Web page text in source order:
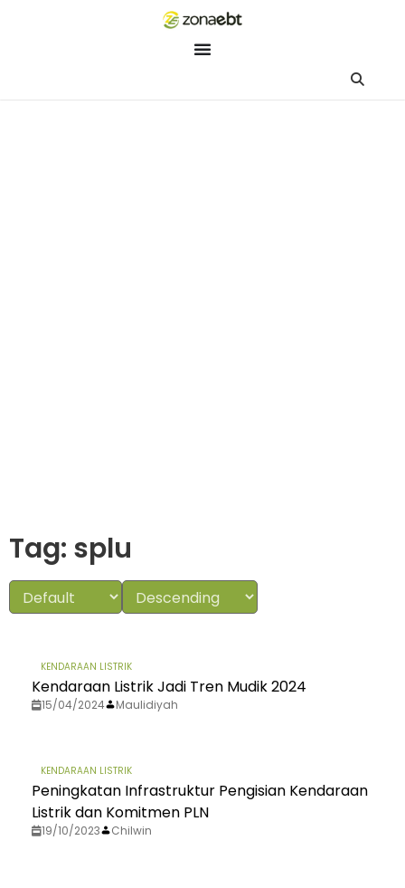
Tag: splu
KENDARAAN LISTRIK
Kendaraan Listrik Jadi Tren Mudik 2024
15/04/2024 Maulidiyah
KENDARAAN LISTRIK
Peningkatan Infrastruktur Pengisian Kendaraan
Listrik dan Komitmen PLN
19/10/2023 Chilwin